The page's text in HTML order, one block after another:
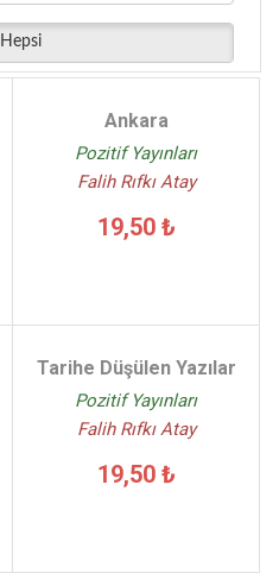
Hepsi
Ankara
Pozitif Yayınları
Falih Rıfkı Atay
19,50 ₺
Tarihe Düşülen Yazılar
Pozitif Yayınları
Falih Rıfkı Atay
19,50 ₺